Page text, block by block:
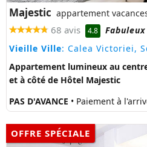
Majestic appartement
68 avis 4.8
Fabuleux
Vieille Ville: Calea Victoriei,
Appartement lumineux au
et à côté de Hôtel Majestic
PAS D'AVANCE • Paiement à
OFFRE SPÉCIALE